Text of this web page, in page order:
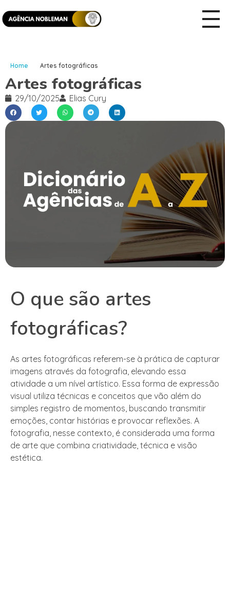
Home Artes fotográficas
Artes fotográficas
29/10/2025 Elias Cury
O que são artes
fotográficas?
As artes fotográficas referem-se à prática de capturar
imagens através da fotografia, elevando essa
atividade a um nível artístico. Essa forma de expressão
visual utiliza técnicas e conceitos que vão além do
simples registro de momentos, buscando transmitir
emoções, contar histórias e provocar reflexões. A
fotografia, nesse contexto, é considerada uma forma
de arte que combina criatividade, técnica e visão
estética.